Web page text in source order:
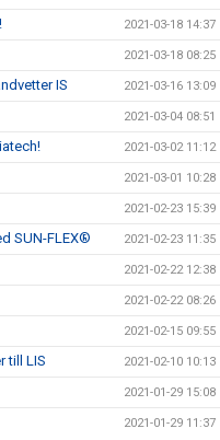
2021-03-18 14:37
2021-03-18 08:25
IS 2021-03-16 13:09
2021-03-04 08:51
2021-03-02 11:12
2021-03-01 10:28
2021-02-23 15:39
SUN-FLEX® 2021-02-23 11:35
2021-02-22 12:38
2021-02-22 08:26
2021-02-15 09:55
till LIS 2021-02-10 10:13
2021-01-29 15:08
2021-01-29 11:37